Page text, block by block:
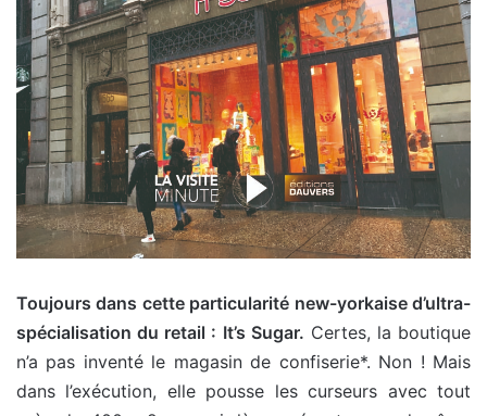
Toujours dans cette particularité new-yorkaise d’ultra-
spécialisation du retail : It’s Sugar. Certes, la boutique
n’a pas inventé le magasin de confiserie*. Non ! Mais
dans l’exécution, elle pousse les curseurs avec tout